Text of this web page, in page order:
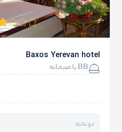
Baxos Yerevan hotel
BB با صبحانه
دو تخته